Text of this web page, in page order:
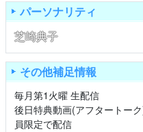
パーソナリティ
芝崎典子
その他補足情報
毎月第1火曜 生配信
後日特典動画(アフタートー
員限定で配信